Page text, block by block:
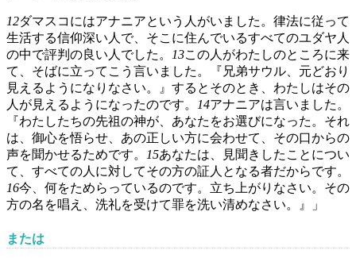
12ダマスコにはアナニアという人がいました。律法に従って
生活する信仰深い人で、そこに住んでいるすべてのユダヤ人
の中で評判の良い人でした。
13この人がわたしのところに来
て、そばに立ってこう言いました。『兄弟サウル、元どおり
見えるようになりなさい。』するとそのとき、わたしはその
人が見えるようになったのです。
14アナニアは言いました。
『わたしたちの先祖の神が、あなたをお選びになった。それ
は、御心を悟らせ、あの正しい方に会わせて、その口からの
声を聞かせるためです。
15あなたは、見聞きしたことについ
て、すべての人に対してその方の証人となる者だからです。
16今、何をためらっているのです。立ち上がりなさい。その
方の名を唱え、洗礼を受けて罪を洗い清めなさい。』」
または